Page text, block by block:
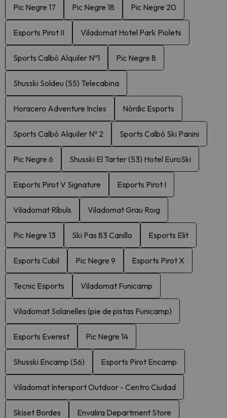
Pic Negre 17 Pic Negre 18 Pic Negre 20
Esports Pirot II Viladomat Hotel Park Piolets
Sports Calbó Alquiler Nº1 Pic Negre 8
Shusski Soldeu (55) Telecabina
Horacero Adventure Incles Nòrdic Esports
Sports Calbó Alquiler Nº 2 Sports Calbó Ski Panini
Pic Negre 6 Shusski El Tarter (53) Hotel EuroSki
Esports Pirot V Signature Esports Pirot I
Viladomat Ríbuls Viladomat Grau Roig
Pic Negre 13 Ski Pas 83 Canillo Esports Elit
Esports Cubil Pic Negre 9 Esports Pirot X
Tecnic Esports Viladomat Funicamp
Viladomat Solanelles (pie de pistas Funicamp)
Esports Everest Pic Negre 14
Shusski Encamp (56) Esports Pirot Encamp
Viladomat Intersport Outdoor - Centro Ciudad
Skiset Bordes Envalira Department Store